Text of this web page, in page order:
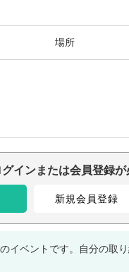
場所
インまたは会員登録が
新規会員登録
イベントです。自分の取